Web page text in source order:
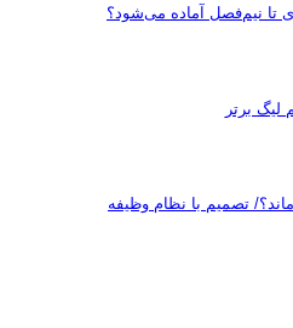
لیگ برتر
تصمیم با نظام وظیفه